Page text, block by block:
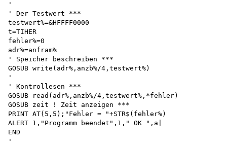
'
' Der Testwert ***
testwert%=&HFFFF0000
t=TIHER
fehler%=0
adr%=anfram%
' Speicher beschreiben ***
GOSUB write(adr%,anzb%/4,testwert%)
'
' Kontrollesen ***
GOSUB read(adr%,anzb%/4,testwert%,*fehler)
GOSUB zeit ! Zeit anzeigen ***
PRINT AT(5,5);"Fehler = "+STR$(fehler%)
ALERT 1,"Programm beendet",1," OK ",a|
END
'